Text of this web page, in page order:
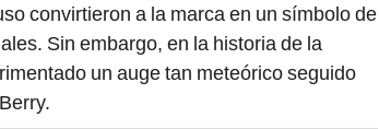
convirtieron a la marca en un símbolo de
Sin embargo, en la historia de la
un auge tan meteórico seguido